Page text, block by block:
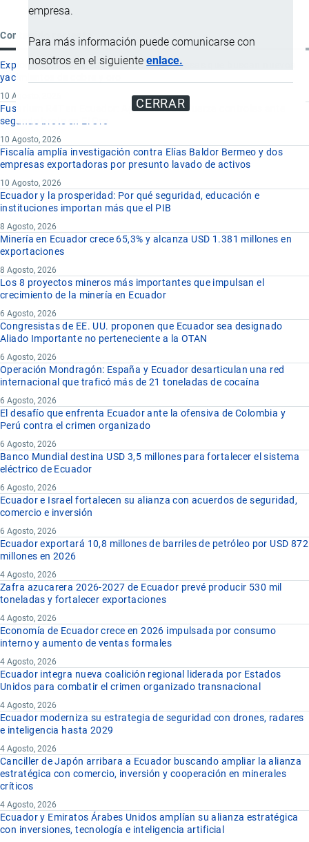
empresa.
Para más información puede comunicarse con
nosotros en el siguienteenlace.
CERRAR
Contenido reciente
Exploración minera en Ecuador: las empresas que buscan nuevos
yacimientos de cobre y oro
10 Agosto, 2026
Fusarium R4T en Ecuador: Agrocalidad refuerza controles ante
segundo brote en El Oro
10 Agosto, 2026
Fiscalía amplía investigación contra Elías Baldor Bermeo y dos
empresas exportadoras por presunto lavado de activos
10 Agosto, 2026
Ecuador y la prosperidad: Por qué seguridad, educación e
instituciones importan más que el PIB
8 Agosto, 2026
Minería en Ecuador crece 65,3% y alcanza USD 1.381 millones en
exportaciones
8 Agosto, 2026
Los 8 proyectos mineros más importantes que impulsan el
crecimiento de la minería en Ecuador
6 Agosto, 2026
Congresistas de EE. UU. proponen que Ecuador sea designado
Aliado Importante no perteneciente a la OTAN
6 Agosto, 2026
Operación Mondragón: España y Ecuador desarticulan una red
internacional que traficó más de 21 toneladas de cocaína
6 Agosto, 2026
El desafío que enfrenta Ecuador ante la ofensiva de Colombia y
Perú contra el crimen organizado
6 Agosto, 2026
Banco Mundial destina USD 3,5 millones para fortalecer el sistema
eléctrico de Ecuador
6 Agosto, 2026
Ecuador e Israel fortalecen su alianza con acuerdos de seguridad,
comercio e inversión
6 Agosto, 2026
Ecuador exportará 10,8 millones de barriles de petróleo por USD 872
millones en 2026
4 Agosto, 2026
Zafra azucarera 2026-2027 de Ecuador prevé producir 530 mil
toneladas y fortalecer exportaciones
4 Agosto, 2026
Economía de Ecuador crece en 2026 impulsada por consumo
interno y aumento de ventas formales
4 Agosto, 2026
Ecuador integra nueva coalición regional liderada por Estados
Unidos para combatir el crimen organizado transnacional
4 Agosto, 2026
Ecuador moderniza su estrategia de seguridad con drones, radares
e inteligencia hasta 2029
4 Agosto, 2026
Canciller de Japón arribara a Ecuador buscando ampliar la alianza
estratégica con comercio, inversión y cooperación en minerales
críticos
4 Agosto, 2026
Ecuador y Emiratos Árabes Unidos amplían su alianza estratégica
con inversiones, tecnología e inteligencia artificial